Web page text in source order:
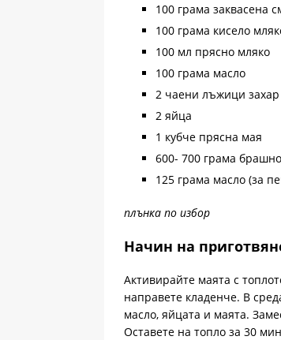
100 грама заквасена
100 грама кисело
100 мл прясно мляко
100 грама масло
2 чаени лъжици захар
2 яйца
1 кубче прясна мая
600- 700 грама брашно
125 грама масло (за
плънка по избор
Начин на
Активирайте маята с
направете кладенче. В
масло, яйцата и маята.
Оставете на топло за 30